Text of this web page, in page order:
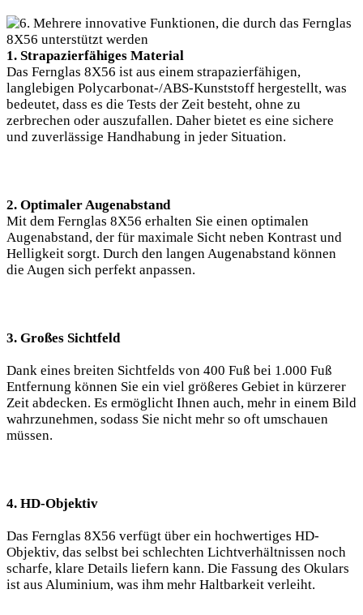
1. Strapazierfähiges Material
Das Fernglas 8X56 ist aus einem strapazierfähigen,
langlebigen Polycarbonat-/ABS-Kunststoff hergestellt, was
bedeutet, dass es die Tests der Zeit besteht, ohne zu
zerbrechen oder auszufallen. Daher bietet es eine sichere
und zuverlässige Handhabung in jeder Situation.
2. Optimaler Augenabstand
Mit dem Fernglas 8X56 erhalten Sie einen optimalen
Augenabstand, der für maximale Sicht neben Kontrast und
Helligkeit sorgt. Durch den langen Augenabstand können
die Augen sich perfekt anpassen.
3. Großes Sichtfeld
Dank eines breiten Sichtfelds von 400 Fuß bei 1.000 Fuß
Entfernung können Sie ein viel größeres Gebiet in kürzerer
Zeit abdecken. Es ermöglicht Ihnen auch, mehr in einem Bild
wahrzunehmen, sodass Sie nicht mehr so oft umschauen
müssen.
4. HD-Objektiv
Das Fernglas 8X56 verfügt über ein hochwertiges HD-
Objektiv, das selbst bei schlechten Lichtverhältnissen noch
scharfe, klare Details liefern kann. Die Fassung des Okulars
ist aus Aluminium, was ihm mehr Haltbarkeit verleiht.